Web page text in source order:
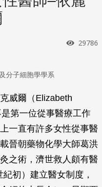
瀏覽次
29786
分子細胞學學系
威爾（Elizabeth
第一位從事醫療工作
一直有許多女性從事醫
晉朝藥物化學大師葛洪
之術，濟世救人頗有醫
初）建立醫女制度，